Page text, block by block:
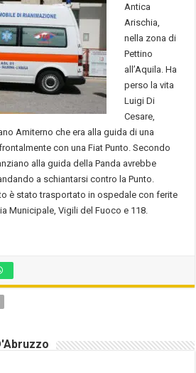
Antica
Arischia,
nella zona di
Pettino
all’Aquila. Ha
perso la vita
Luigi Di
Cesare,
Amiterno che era alla guida di una
con una Fiat Punto. Secondo
alla guida della Panda avrebbe
a schiantarsi contro la Punto.
è stato trasportato in ospedale con ferite
Municipale, Vigili del Fuoco e 118.